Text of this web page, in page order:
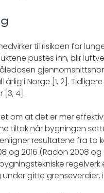
til risikoen for
pustes inn, blir
i Norge [1, 2].
[3, 4].
om at det er mer
tiltak når bygningen
resultatene fra to
og 2016 (Radon 2008 og
gitte grenseverdier,